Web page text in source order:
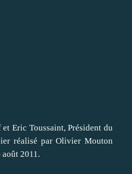
Eric Toussaint, Président du
réalisé par Olivier Mouton
2011.